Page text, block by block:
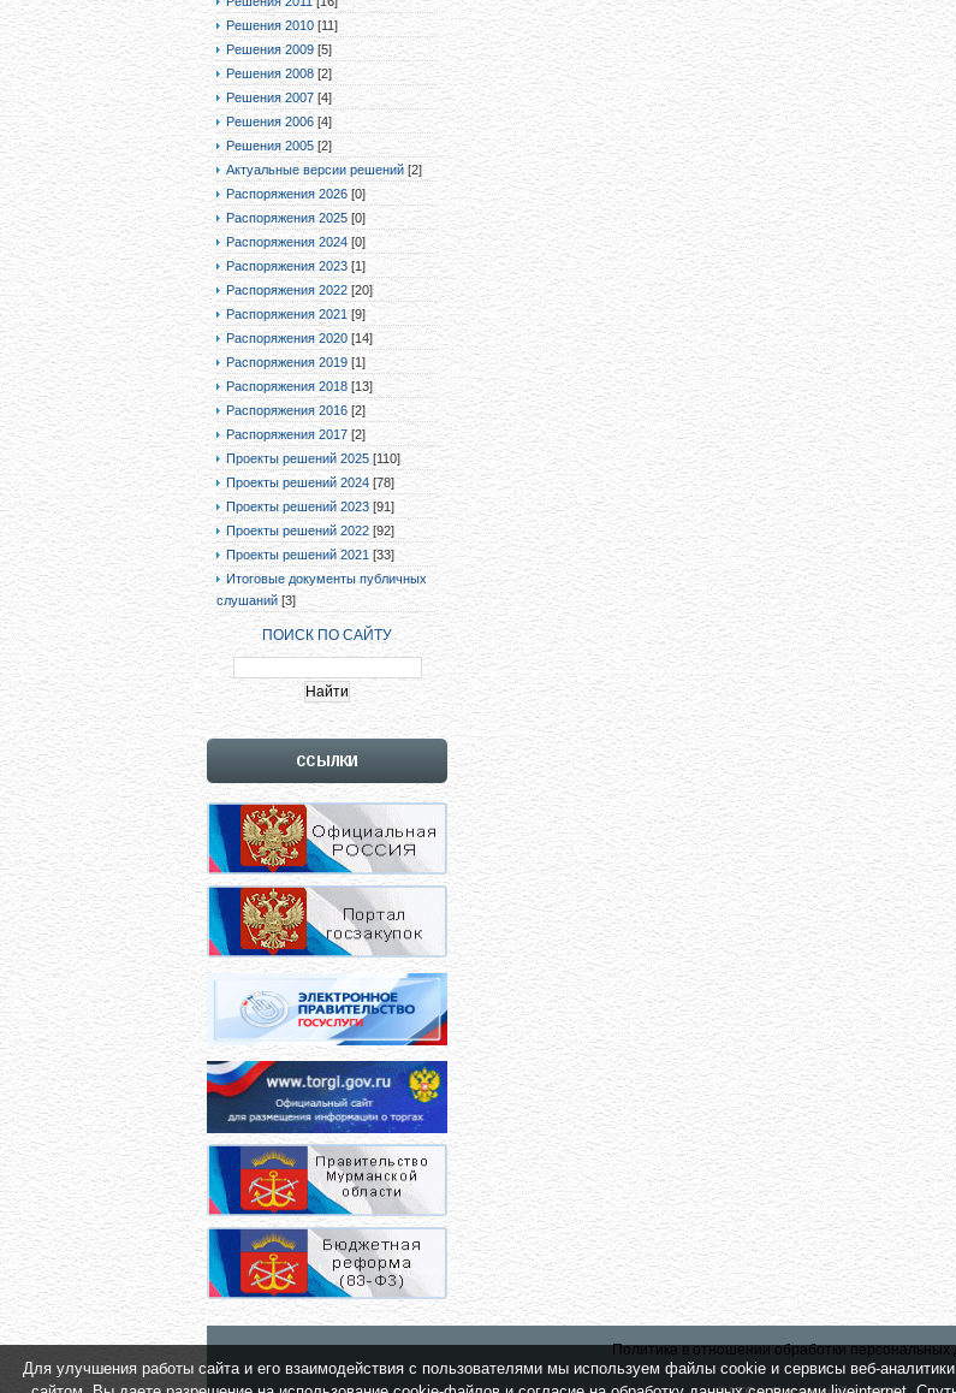
Решения 2010 [11]
Решения 2009 [5]
Решения 2008 [2]
Решения 2007 [4]
Решения 2006 [4]
Решения 2005 [2]
Актуальные версии решений [2]
Распоряжения 2026 [0]
Распоряжения 2025 [0]
Распоряжения 2024 [0]
Распоряжения 2023 [1]
Распоряжения 2022 [20]
Распоряжения 2021 [9]
Распоряжения 2020 [14]
Распоряжения 2019 [1]
Распоряжения 2018 [13]
Распоряжения 2016 [2]
Распоряжения 2017 [2]
Проекты решений 2025 [110]
Проекты решений 2024 [78]
Проекты решений 2023 [91]
Проекты решений 2022 [92]
Проекты решений 2021 [33]
Итоговые документы публичных
слушаний [3]
ПОИСК ПО САЙТУ
Политика в отношении обработки персональных
Для улучшения работы сайта и его взаимодействия с пользователями мы используем файлы cookie и сервисы веб-